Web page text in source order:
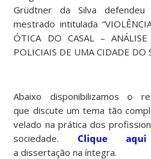
Grüdtner da Silva defendeu
mestrado intitulada
ÓTICA DO CASAL –
POLICIAIS DE UMA CIDADE DO
Abaixo disponibilizamos o
que discute um tema tão
velado na prática dos
sociedade. Clique
a dissertação na íntegra.